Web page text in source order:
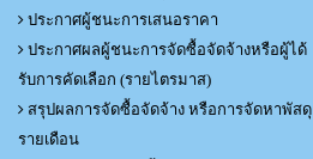
ประกาศผู้ชนะการเสนอราคา
ประกาศผลผู้ชนะการจัดซื้อจัดจ้างหรือผู้ได้
รับการคัดเลือก (รายไตรมาส)
สรุปผลการจัดซื้อจัดจ้าง หรือการจัดหาพัสดุ
รายเดือน